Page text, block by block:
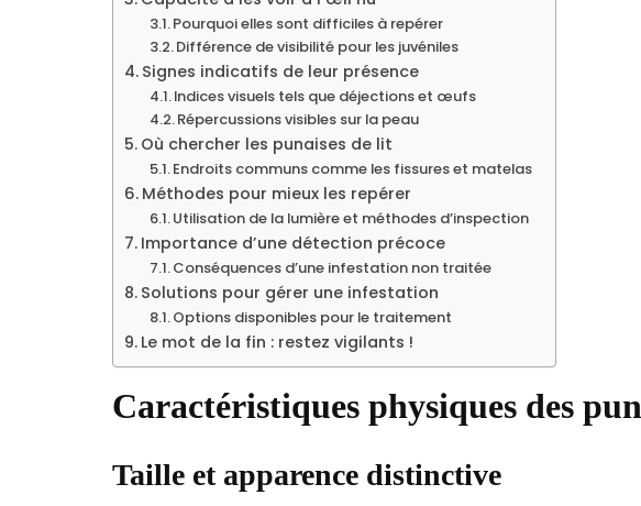
Pourquoi elles sont difficiles à repérer
Différence de visibilité pour les juvéniles
Signes indicatifs de leur présence
Indices visuels tels que déjections et œufs
Répercussions visibles sur la peau
Où chercher les punaises de lit
Endroits communs comme les fissures et matelas
Méthodes pour mieux les repérer
Utilisation de la lumière et méthodes d’inspection
Importance d’une détection précoce
Conséquences d’une infestation non traitée
Solutions pour gérer une infestation
Options disponibles pour le traitement
Le mot de la fin : restez vigilants !
Caractéristiques physiques des
Taille et apparence distinctive